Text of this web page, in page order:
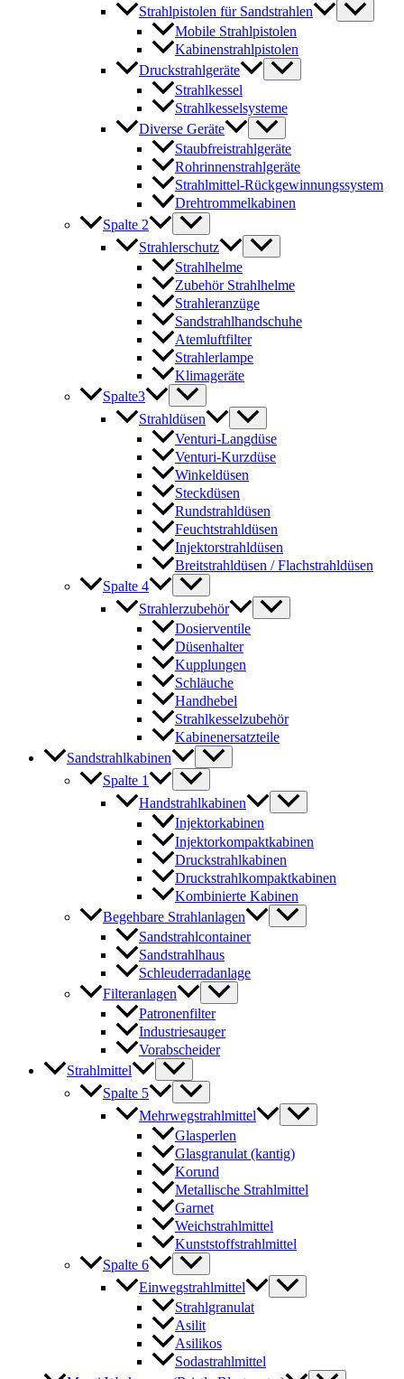
Strahlpistolen für Sandstrahlen
Mobile Strahlpistolen
Kabinenstrahlpistolen
Druckstrahlgeräte
Strahlkessel
Strahlkesselsysteme
Diverse Geräte
Staubfreistrahlgeräte
Rohrinnenstrahlgeräte
Strahlmittel-Rückgewinnungssystem
Drehtrommelkabinen
Spalte 2
Strahlerschutz
Strahlhelme
Zubehör Strahlhelme
Strahleranzüge
Sandstrahlhandschuhe
Atemluftfilter
Strahlerlampe
Klimageräte
Spalte3
Strahldüsen
Venturi-Langdüse
Venturi-Kurzdüse
Winkeldüsen
Steckdüsen
Rundstrahldüsen
Feuchtstrahldüsen
Injektorstrahldüsen
Breitstrahldüsen / Flachstrahldüsen
Spalte 4
Strahlerzubehör
Dosierventile
Düsenhalter
Kupplungen
Schläuche
Handhebel
Strahlkesselzubehör
Kabinenersatzteile
Sandstrahlkabinen
Spalte 1
Handstrahlkabinen
Injektorkabinen
Injektorkompaktkabinen
Druckstrahlkabinen
Druckstrahlkompaktkabinen
Kombinierte Kabinen
Begehbare Strahlanlagen
Sandstrahlcontainer
Sandstrahlhaus
Schleuderradanlage
Filteranlagen
Patronenfilter
Industriesauger
Vorabscheider
Strahlmittel
Spalte 5
Mehrwegstrahlmittel
Glasperlen
Glasgranulat (kantig)
Korund
Metallische Strahlmittel
Garnet
Weichstrahlmittel
Kunststoffstrahlmittel
Spalte 6
Einwegstrahlmittel
Strahlgranulat
Asilit
Asilikos
Sodastrahlmittel